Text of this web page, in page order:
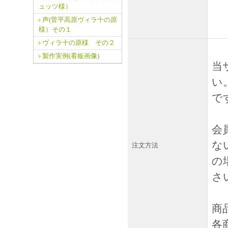
ュッツ様）
声(菅平高原ヴィラ十の原
様）その１
ヴィラ十の原様 その２
製作実例(看板画像)
注文方法
当
い
で
会
な
の
さ
商
各